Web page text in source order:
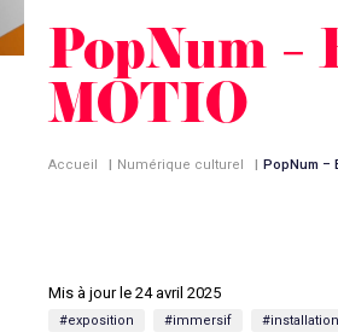
PopNum –
MOTIO
Accueil | Numérique culturel | PopNum –
Mis à jour le 24 avril 2025
#exposition #immersif